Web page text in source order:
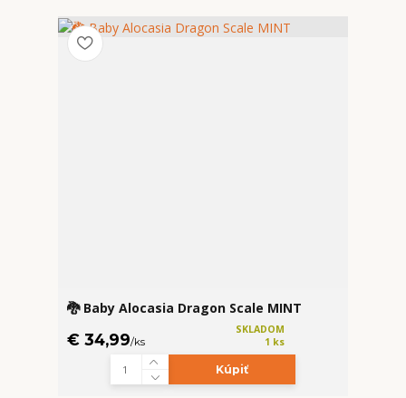
🐉 Baby Alocasia Dragon Scale MINT
€ 34,99/ks
SKLADOM
1 ks
Kúpiť